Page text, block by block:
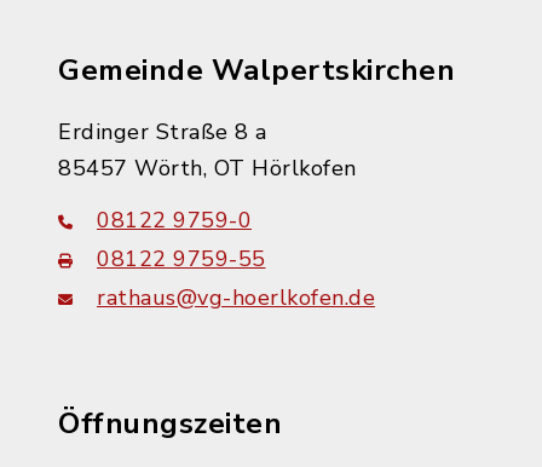
Gemeinde Walpertskirchen
Erdinger Straße 8 a
85457 Wörth, OT Hörlkofen
08122 9759-0
08122 9759-55
rathaus@vg-hoerlkofen.de
Öffnungszeiten